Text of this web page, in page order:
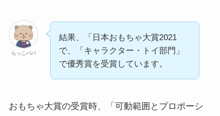
らっこパパ
結果、「日本おもちゃ大賞2021
で、「キャラクター・トイ部門」
で優秀賞を受賞しています。
おもちゃ大賞の受賞時、「可動範囲とプロポーシ